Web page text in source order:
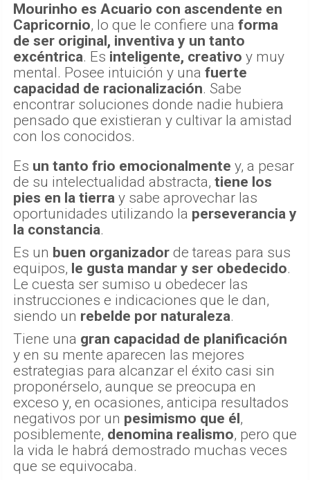
Mourinho es Acuario con ascendente en
Capricornio, lo que le confiere una forma
de ser original, inventiva y un tanto
excéntrica. Es inteligente, creativo y muy
mental. Posee intuición y una fuerte
capacidad de racionalización. Sabe
encontrar soluciones donde nadie hubiera
pensado que existieran y cultivar la amistad
con los conocidos.
Es un tanto frio emocionalmente y, a pesar
de su intelectualidad abstracta, tiene los
pies en la tierra y sabe aprovechar las
oportunidades utilizando la perseverancia y
la constancia.
Es un buen organizador de tareas para sus
equipos, le gusta mandar y ser obedecido.
Le cuesta ser sumiso u obedecer las
instrucciones e indicaciones que le dan,
siendo un rebelde por naturaleza.
Tiene una gran capacidad de planificación
y en su mente aparecen las mejores
estrategias para alcanzar el éxito casi sin
proponérselo, aunque se preocupa en
exceso y, en ocasiones, anticipa resultados
negativos por un pesimismo que él,
posiblemente, denomina realismo, pero que
la vida le habrá demostrado muchas veces
que se equivocaba.